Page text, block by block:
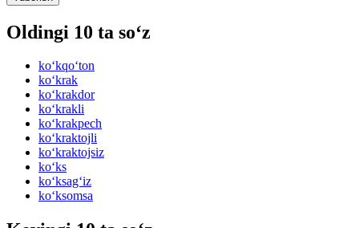
Oldingi 10 ta so‘z
ko‘kqo‘ton
ko‘krak
ko‘krakdor
ko‘krakli
ko‘krakpech
ko‘kraktojli
ko‘kraktojsiz
ko‘ks
ko‘ksag‘iz
ko‘ksomsa